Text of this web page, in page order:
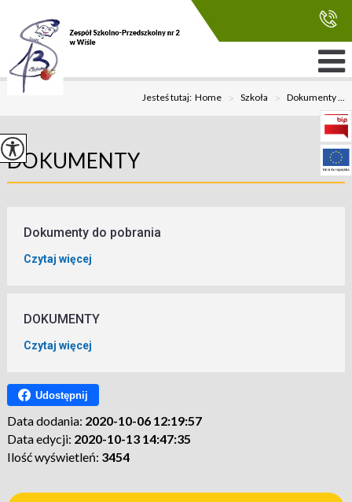
Jesteś tutaj:Home > Szkoła > Dokumenty ...
DOKUMENTY
Dokumenty do pobrania
Czytaj więcej
DOKUMENTY
Czytaj więcej
Udostępnij
Data dodania: 2020-10-06 12:19:57
Data edycji: 2020-10-13 14:47:35
Ilość wyświetleń: 3454